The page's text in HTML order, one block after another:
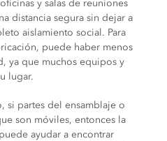
y salas de reuniones
distancia segura sin dejar a
aislamiento social. Para
puede haber menos
ya que muchos equipos y
lugar.
si partes del ensamblaje o
son móviles, entonces la
ayudar a encontrar